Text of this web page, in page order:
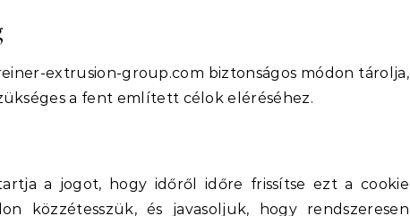
extrusion-group.com biztonságos módon tárolja,
a fent említett célok eléréséhez.
a jogot, hogy időről időre frissítse ezt a cookie
közzétesszük, és javasoljuk, hogy rendszeresen